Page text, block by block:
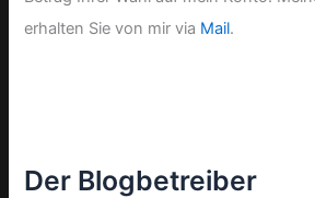
erhalten Sie von mir via Mail.
Der Blogbetreiber